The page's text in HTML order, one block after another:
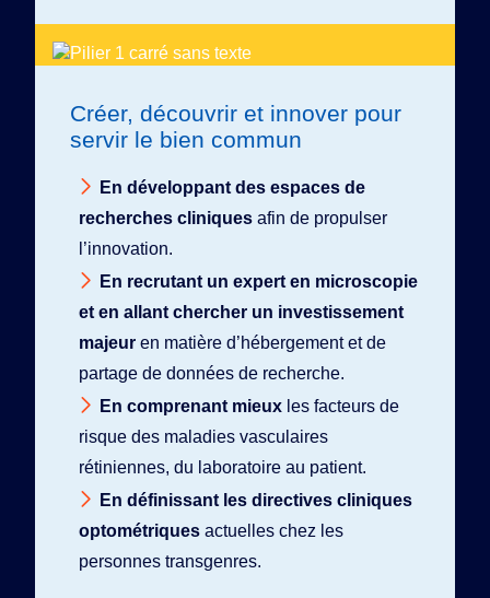
Créer, découvrir et innover pour
servir le bien commun
En développant des espaces de
recherches cliniques afin de propulser
l’innovation.
En recrutant un expert en microscopie
et en allant chercher un investissement
majeur en matière d’hébergement et de
partage de données de recherche.
En comprenant mieux les facteurs de
risque des maladies vasculaires
rétiniennes, du laboratoire au patient.
En définissant les directives cliniques
optométriques actuelles chez les
personnes transgenres.